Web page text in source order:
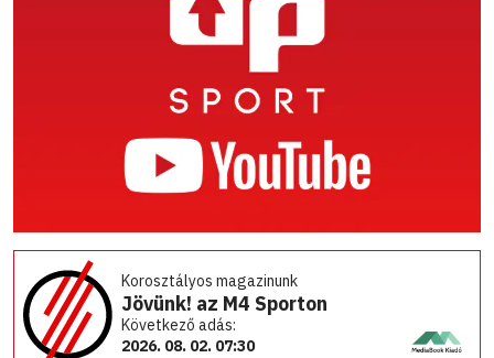
Korosztályos magazinunk
Jövünk! az M4 Sporton
Következő adás:
2026. 08. 02. 07:30